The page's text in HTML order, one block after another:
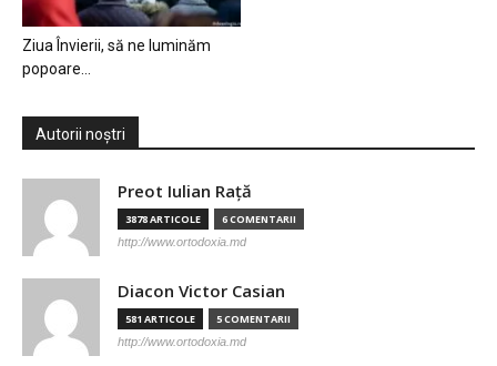
Ziua Învierii, să ne luminăm
popoare…
Autorii noștri
Preot Iulian Raţă
3878 ARTICOLE 6 COMENTARII
http://www.ortodoxia.md
Diacon Victor Casian
581 ARTICOLE 5 COMENTARII
http://www.ortodoxia.md